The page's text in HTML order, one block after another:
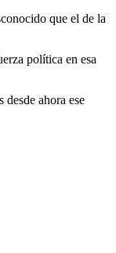
que el de la
política en esa
ahora ese